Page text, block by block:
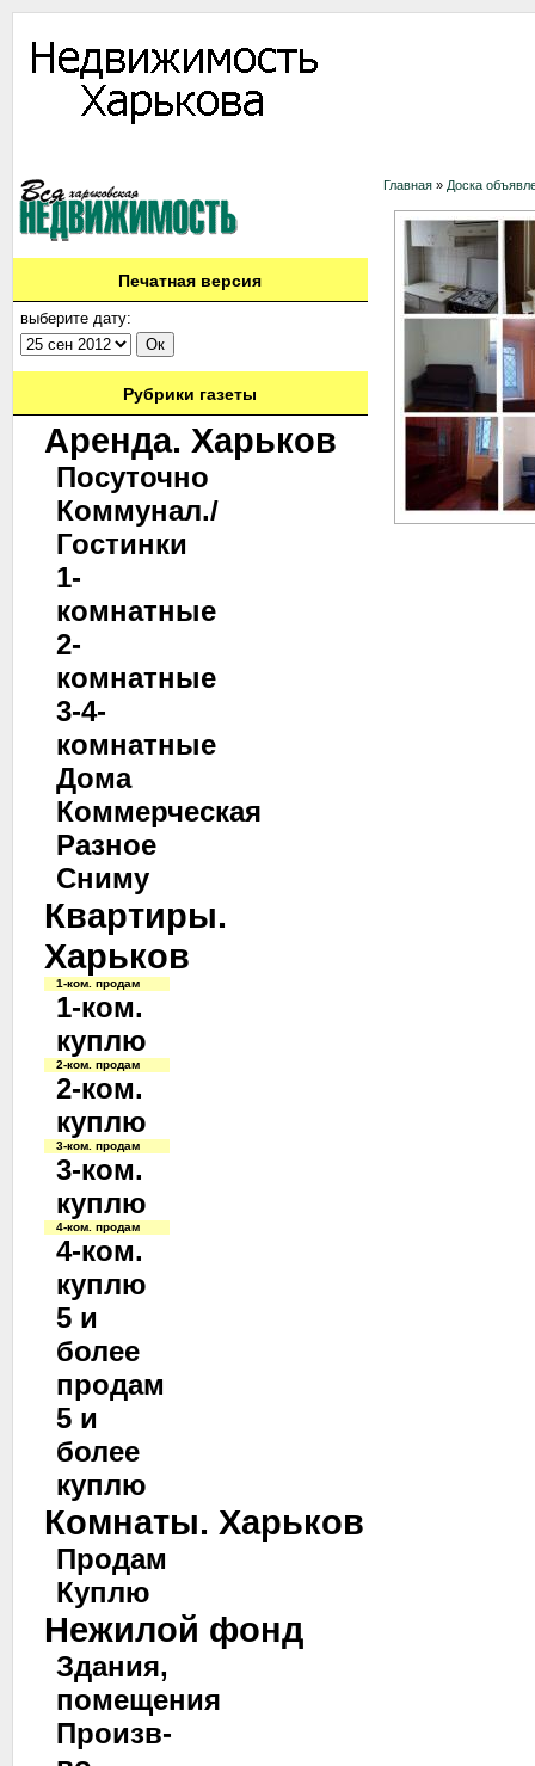
Печатная версия
выберите дату:
Рубрики газеты
Аренда. Харьков
Посуточно
Коммунал./
Гостинки
1-
комнатные
2-
комнатные
3-4-
комнатные
Дома
Коммерческая
Разное
Сниму
Квартиры.
Харьков
1-ком. продам
1-ком.
куплю
2-ком. продам
2-ком.
куплю
3-ком. продам
3-ком.
куплю
4-ком. продам
4-ком.
куплю
5 и
более
продам
5 и
более
куплю
Комнаты. Харьков
Продам
Куплю
Нежилой фонд
Здания,
помещения
Произв-
Главная » Доска